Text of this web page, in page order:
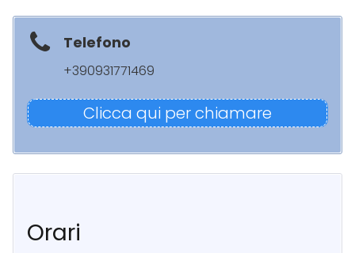
Telefono
+390931771469
Clicca qui per chiamare
Orari